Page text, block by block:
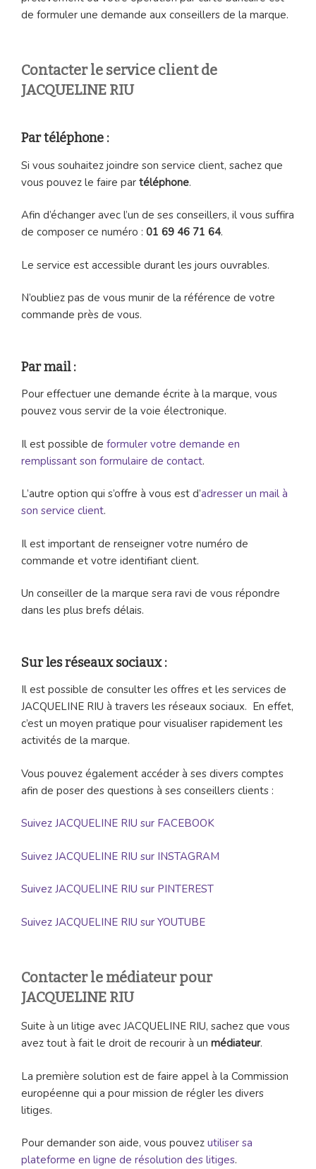
de formuler une demande aux conseillers de la marque.
Contacter le service client de
JACQUELINE RIU
Par téléphone :
Si vous souhaitez joindre son service client, sachez que
vous pouvez le faire par téléphone.
Afin d’échanger avec l’un de ses conseillers, il vous suffira
de composer ce numéro : 01 69 46 71 64.
Le service est accessible durant les jours ouvrables.
N’oubliez pas de vous munir de la référence de votre
commande près de vous.
Par mail :
Pour effectuer une demande écrite à la marque, vous
pouvez vous servir de la voie électronique.
Il est possible de formuler votre demande en
remplissant son formulaire de contact.
L’autre option qui s’offre à vous est d’adresser un mail à
son service client.
Il est important de renseigner votre numéro de
commande et votre identifiant client.
Un conseiller de la marque sera ravi de vous répondre
dans les plus brefs délais.
Sur les réseaux sociaux :
Il est possible de consulter les offres et les services de
JACQUELINE RIU à travers les réseaux sociaux. En effet,
c’est un moyen pratique pour visualiser rapidement les
activités de la marque.
Vous pouvez également accéder à ses divers comptes
afin de poser des questions à ses conseillers clients :
Suivez JACQUELINE RIU sur FACEBOOK
Suivez JACQUELINE RIU sur INSTAGRAM
Suivez JACQUELINE RIU sur PINTEREST
Suivez JACQUELINE RIU sur YOUTUBE
Contacter le médiateur pour
JACQUELINE RIU
Suite à un litige avec JACQUELINE RIU, sachez que vous
avez tout à fait le droit de recourir à un médiateur.
La première solution est de faire appel à la Commission
européenne qui a pour mission de régler les divers
litiges.
Pour demander son aide, vous pouvez utiliser sa
plateforme en ligne de résolution des litiges.